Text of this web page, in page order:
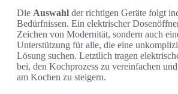
Die Auswahl der richtigen Geräte folgt
Bedürfnissen. Ein elektrischer
Zeichen von Modernität, sondern auch
Unterstützung für alle, die eine
Lösung suchen. Letztlich tragen
bei, den Kochprozess zu vereinfachen
am Kochen zu steigern.